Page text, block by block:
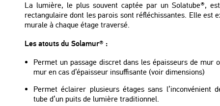
La lumière, le plus souvent captée par un Solatube®,
rectangulaire dont les parois sont réfléchissantes. Elle est
murale à chaque étage traversé.
Les atouts du Solamur® :
Permet un passage discret dans les épaisseurs de mur
mur en cas d’épaisseur insuffisante (voir dimensions)
Permet éclairer plusieurs étages sans l’inconvénient
tube d’un puits de lumière traditionnel.